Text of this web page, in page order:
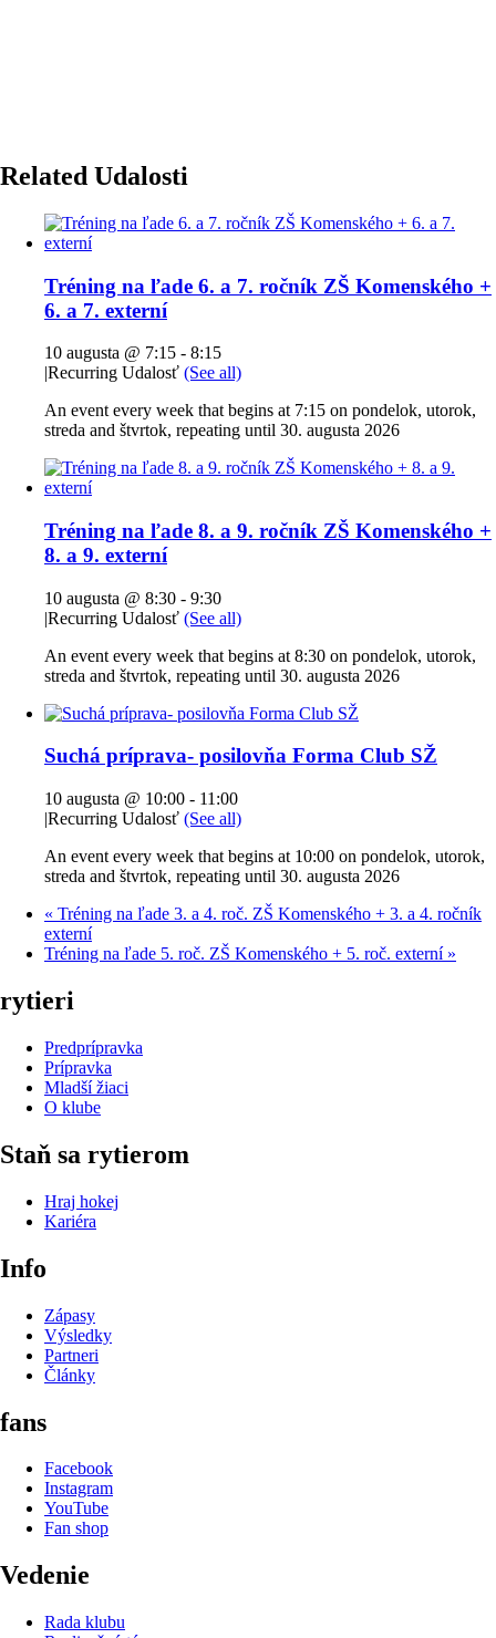
Related Udalosti
Tréning na ľade 6. a 7. ročník ZŠ Komenského +
6. a 7. externí
10 augusta @ 7:15 - 8:15
|Recurring Udalosť (See all)
An event every week that begins at 7:15 on pondelok, utorok,
streda and štvrtok, repeating until 30. augusta 2026
Tréning na ľade 8. a 9. ročník ZŠ Komenského +
8. a 9. externí
10 augusta @ 8:30 - 9:30
|Recurring Udalosť (See all)
An event every week that begins at 8:30 on pondelok, utorok,
streda and štvrtok, repeating until 30. augusta 2026
Suchá príprava- posilovňa Forma Club SŽ
10 augusta @ 10:00 - 11:00
|Recurring Udalosť (See all)
An event every week that begins at 10:00 on pondelok, utorok,
streda and štvrtok, repeating until 30. augusta 2026
« Tréning na ľade 3. a 4. roč. ZŠ Komenského + 3. a 4. ročník
externí
Tréning na ľade 5. roč. ZŠ Komenského + 5. roč. externí »
rytieri
Predprípravka
Prípravka
Mladší žiaci
O klube
Staň sa rytierom
Hraj hokej
Kariéra
Info
Zápasy
Výsledky
Partneri
Články
fans
Facebook
Instagram
YouTube
Fan shop
Vedenie
Rada klubu